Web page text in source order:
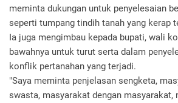
meminta dukungan untuk penyelesaian
seperti tumpang tindih tanah yang kerap
Ia juga mengimbau kepada bupati, wali
bawahnya untuk turut serta dalam
konflik pertanahan yang terjadi.
"Saya meminta penjelasan sengketa,
swasta, masyarakat dengan masyarakat,